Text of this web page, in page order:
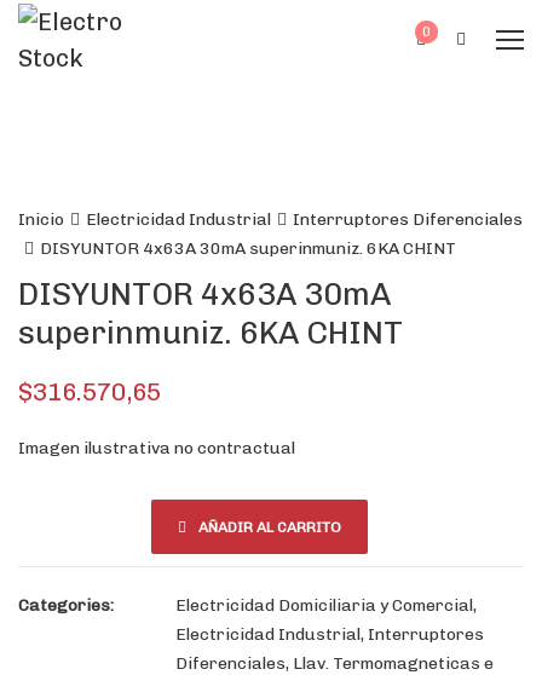
0
Inicio Electricidad Industrial
Interruptores Diferenciales
DISYUNTOR 4x63A 30mA superinmuniz. 6KA CHINT
DISYUNTOR 4x63A 30mA
superinmuniz. 6KA CHINT
$316.570,65
Imagen ilustrativa no contractual
AÑADIR AL CARRITO
Categories: Electricidad Domiciliaria y Comercial,
Electricidad Industrial, Interruptores
Diferenciales, Llav. Termomagneticas e